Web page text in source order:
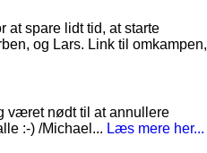
at spare lidt tid, at starte
og Lars. Link til omkampen,
været nødt til at annullere
:-) /Michael... Læs mere her...